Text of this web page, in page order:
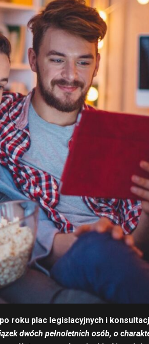
roku plac legislacyjnych i
dwóch pełnoletnich osób, o